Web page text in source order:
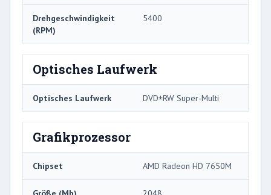
Drehgeschwindigkeit
(RPM)
5400
Optisches Laufwerk
Optisches Laufwerk DVD±RW Super-Multi
Grafikprozessor
Chipset AMD Radeon HD 7650M